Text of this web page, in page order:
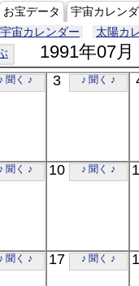
お宝データ
宇宙カレン
宇宙カレンダー
太陽カ
1991年07月
♪ 聞く ♪ 3 ♪ 聞く ♪
♪ 聞く ♪ 10 ♪ 聞く ♪
♪ 聞く ♪ 17 ♪ 聞く ♪